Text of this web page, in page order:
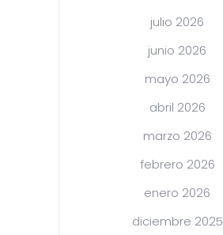
julio 2026
junio 2026
mayo 2026
abril 2026
marzo 2026
febrero 2026
enero 2026
diciembre 2025